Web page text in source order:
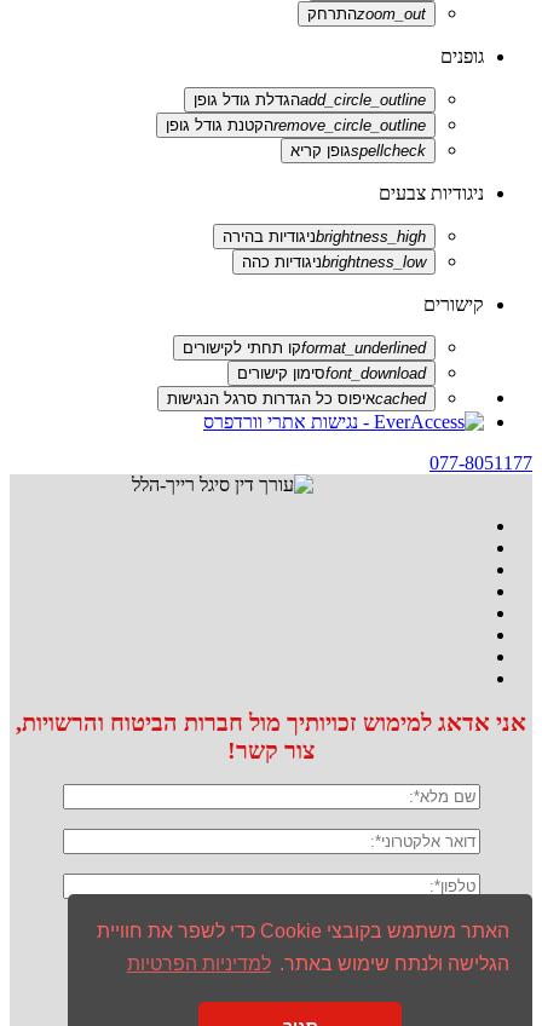
האתר משתמש בקובצי Cookie כדי לשפר את חוויית
הגלישה ולנתח שימוש באתר. למדיניות הפרטיות
zoom_outהתרחק
גופנים
add_circle_outlineהגדלת גודל גופן
remove_circle_outlineהקטנת גודל גופן
spellcheckגופן קריא
ניגודיות צבעים
brightness_highניגודיות בהירה
brightness_lowניגודיות כהה
קישורים
format_underlinedקו תחתי לקישורים
font_downloadסימון קישורים
cachedאיפוס כל הגדרות סרגל הנגישות
077-8051177
אני אדאג למימוש זכויותיך מול חברות הביטוח והרשויות,
צור קשר!
מדיניות הפרטיות